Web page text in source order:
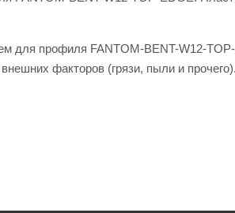
для профиля FANTOM-BENT-W12-
факторов (грязи, пыли и